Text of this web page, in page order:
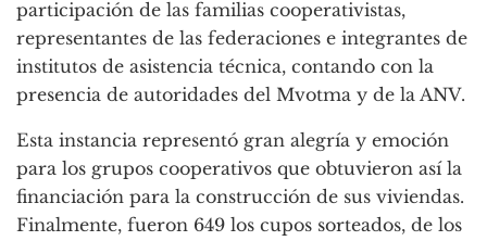
participación de las familias cooperativistas,
representantes de las federaciones e integrantes de
institutos de asistencia técnica, contando con la
presencia de autoridades del Mvotma y de la ANV.
Esta instancia representó gran alegría y emoción
para los grupos cooperativos que obtuvieron así la
financiación para la construcción de sus viviendas.
Finalmente, fueron 649 los cupos sorteados, de los